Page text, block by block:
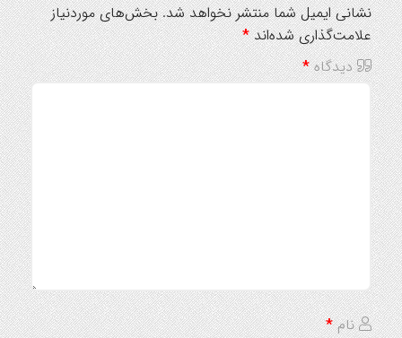
نشانی ایمیل شما منتشر نخواهد شد. بخش‌های موردنیاز
علامت‌گذاری شده‌اند*
دیدگاه*
نام*